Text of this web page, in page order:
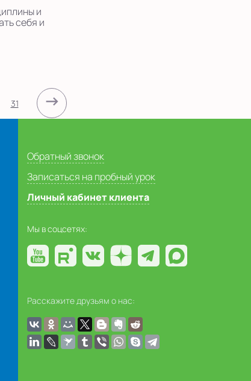
и
себя и
31 →
Обратный звонок
Записаться на пробный урок
Личный кабинет клиента
Мы в соцсетях:
Расскажите друзьям о нас: